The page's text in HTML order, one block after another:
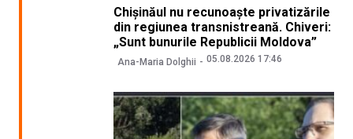
Chișinăul nu recunoaște privatizările
din regiunea transnistreană. Chiveri:
„Sunt bunurile Republicii Moldova”
Ana-Maria Dolghii 05.08.2026 17:46